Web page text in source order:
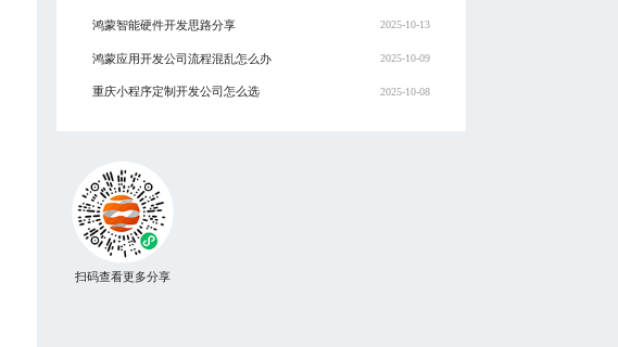
鸿蒙智能硬件开发思路分享 2025-10-13
鸿蒙应用开发公司流程混乱怎么办 2025-10-09
重庆小程序定制开发公司怎么选 2025-10-08
扫码查看更多分享